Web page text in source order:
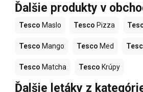
Ďalšie produkty v
Tesco Maslo Tesco Pizza
Tesco Mango Tesco Med
Tesco Matcha Tesco Krúpy
Ďalšie letáky z